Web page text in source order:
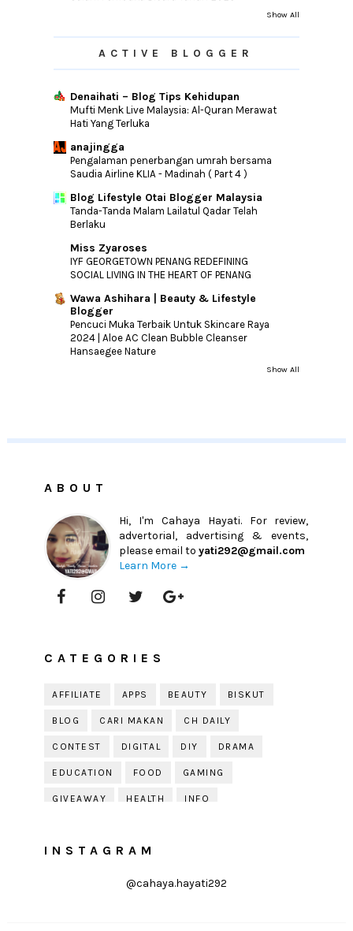
Show All
ACTIVE BLOGGER
Denaihati – Blog Tips Kehidupan
Mufti Menk Live Malaysia: Al-Quran Merawat
Hati Yang Terluka
anajingga
Pengalaman penerbangan umrah bersama
Saudia Airline KLIA - Madinah ( Part 4 )
Blog Lifestyle Otai Blogger Malaysia
Tanda-Tanda Malam Lailatul Qadar Telah
Berlaku
Miss Zyaroses
IYF GEORGETOWN PENANG REDEFINING
SOCIAL LIVING IN THE HEART OF PENANG
Wawa Ashihara | Beauty & Lifestyle
Blogger
Pencuci Muka Terbaik Untuk Skincare Raya
2024 | Aloe AC Clean Bubble Cleanser
Hansaegee Nature
Show All
ABOUT
Hi, I'm Cahaya Hayati. For review,
advertorial, advertising & events,
please email toyati292@gmail.com
Learn More →
CATEGORIES
AFFILIATE APPS BEAUTY BISKUT
BLOG CARI MAKAN CH DAILY
CONTEST DIGITAL DIY DRAMA
EDUCATION FOOD GAMING
GIVEAWAY HEALTH INFO
KISAH KEHIDUPAN
LELAKI
INSTAGRAM
@cahaya.hayati292